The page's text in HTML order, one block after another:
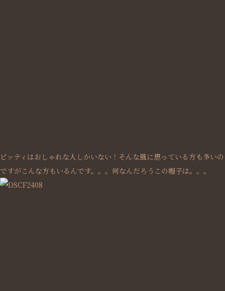
ピッティはおしゃれな人しかいない！そんな風に思っている方も多いの
ですがこんな方もいるんです。。。何なんだろうこの帽子は。。。